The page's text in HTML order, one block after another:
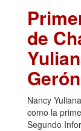
de
Nancy
como la
Segundo